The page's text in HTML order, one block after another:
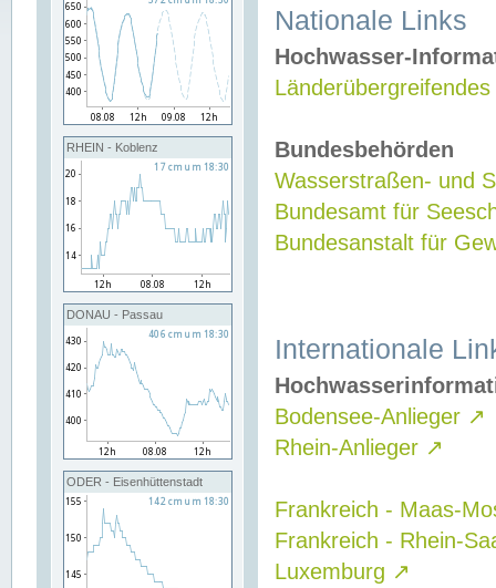
RHEIN - Koblenz
DONAU - Passau
ODER - Eisenhüttenstadt
Nationale Links
Hochwasser-
Bundesbehörden
Wasserstraßen- und
Bundesamt für
Bundesanstalt für
Internationale
Bodensee-Anlieger ↗
Rhein-Anlieger ↗
Frankreich - Maas-
Frankreich - Rhein-
Luxemburg ↗